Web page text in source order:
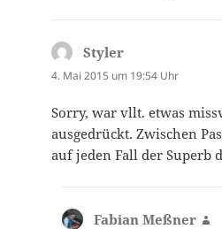
Styler
4. Mai 2015 um 19:54 Uhr
Sorry, war vllt. etwas
ausgedrückt. Zwischen
auf jeden Fall der Superb
Fabian Meßner